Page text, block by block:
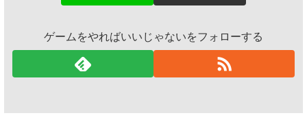
ゲームをやればいいじゃないをフォローする